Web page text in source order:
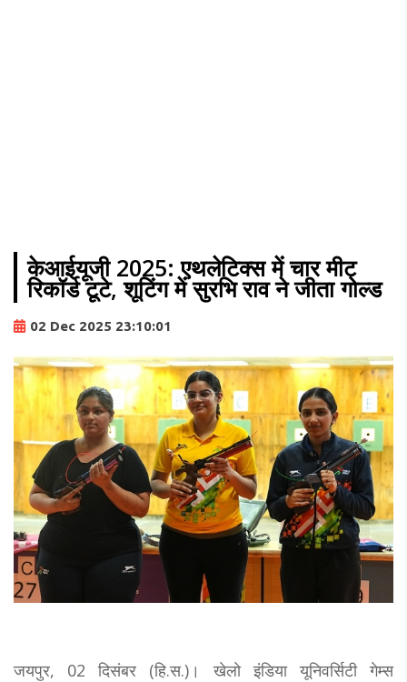
केआईयूजी 2025: एथलेटिक्स में चार मीट
रिकॉर्ड टूटे, शूटिंग में सुरभि राव ने जीता गोल्ड
02 Dec 2025 23:10:01
जयपुर, 02 दिसंबर (हि.स.)। खेलो इंडिया यूनिवर्सिटी गेम्स